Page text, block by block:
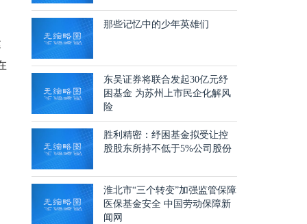
那些记忆中的少年英雄们
东吴证券将联合发起30亿元纾
困基金 为苏州上市民企化解风
险
胜利精密：纾困基金拟受让控
股股东所持不低于5%公司股份
淮北市“三个转变”加强监管保障
医保基金安全 中国劳动保障新
闻网